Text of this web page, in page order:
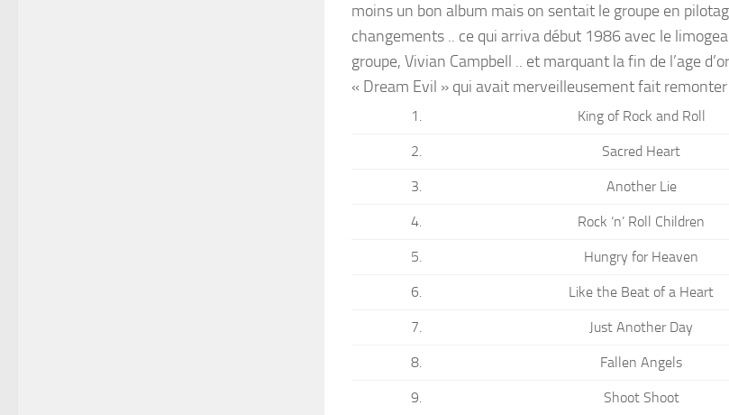
moins un bon album mais on sentait le groupe en
changements .. ce qui arriva début 1986 avec le
groupe, Vivian Campbell .. et marquant la fin de l’age
« Dream Evil » qui avait merveilleusement fait
1. King of Rock and Roll
2. Sacred Heart
3. Another Lie
4. Rock ‘n’ Roll Children
5. Hungry for Heaven
6. Like the Beat of a Heart
7. Just Another Day
8. Fallen Angels
9. Shoot Shoot